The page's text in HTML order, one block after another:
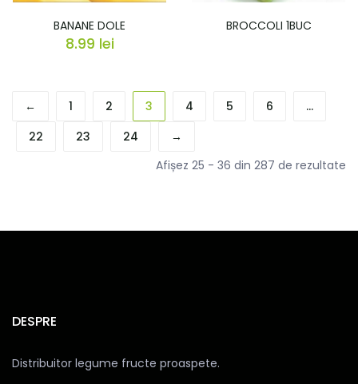
BANANE DOLE
8.99 lei
BROCCOLI 1BUC
← 1 2 3 4 5 6
…
22
23 24
→
Afișez 25 - 36 din 287 de rezultate
DESPRE
Distribuitor legume fructe proaspete.